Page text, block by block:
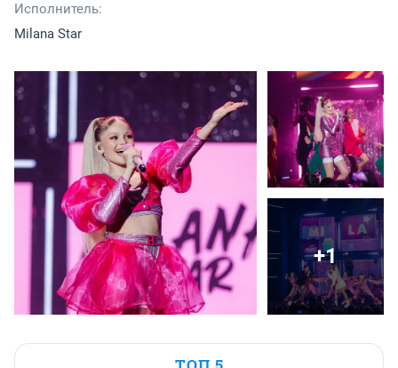
Исполнитель:
Milana Star
+1